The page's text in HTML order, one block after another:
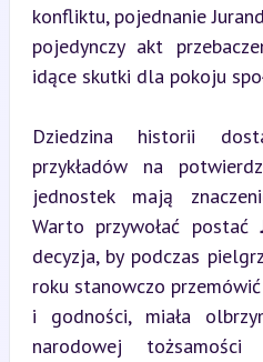
konfliktu, pojednanie
pojedynczy akt
idące skutki dla pokoju
Dziedzina historii
przykładów na
jednostek mają
Warto przywołać postać
decyzja, by podczas
roku stanowczo
i godności, miała
narodowej